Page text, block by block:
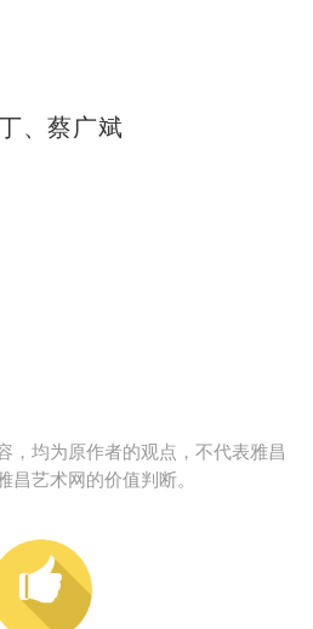
、蔡广斌
，均为原作者的观点，不代表雅昌
艺术网的价值判断。